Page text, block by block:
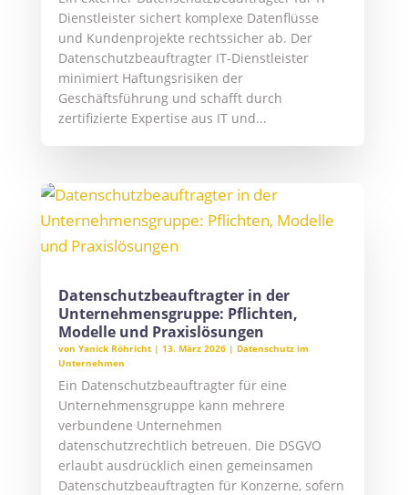
Dienstleister sichert komplexe Datenflüsse
und Kundenprojekte rechtssicher ab. Der
Datenschutzbeauftragter IT-Dienstleister
minimiert Haftungsrisiken der
Geschäftsführung und schafft durch
zertifizierte Expertise aus IT und...
Datenschutzbeauftragter in der
Unternehmensgruppe: Pflichten,
Modelle und Praxislösungen
von Yanick Röhricht| 13. März 2026| Datenschutz im
Unternehmen
Ein Datenschutzbeauftragter für eine
Unternehmensgruppe kann mehrere
verbundene Unternehmen
datenschutzrechtlich betreuen. Die DSGVO
erlaubt ausdrücklich einen gemeinsamen
Datenschutzbeauftragten für Konzerne, sofern